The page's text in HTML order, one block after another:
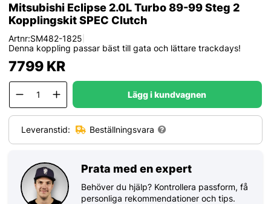
Mitsubishi Eclipse 2.0L Turbo 89-99 Steg 2
Kopplingskit SPEC Clutch
Artnr:SM482-1825
Denna koppling passar bäst till gata och lättare trackdays!
7799KR
Lägg i kundvagnen
Leveranstid: Beställningsvara
Prata med en expert
Behöver du hjälp? Kontrollera passform, få
personliga rekommendationer och tips.